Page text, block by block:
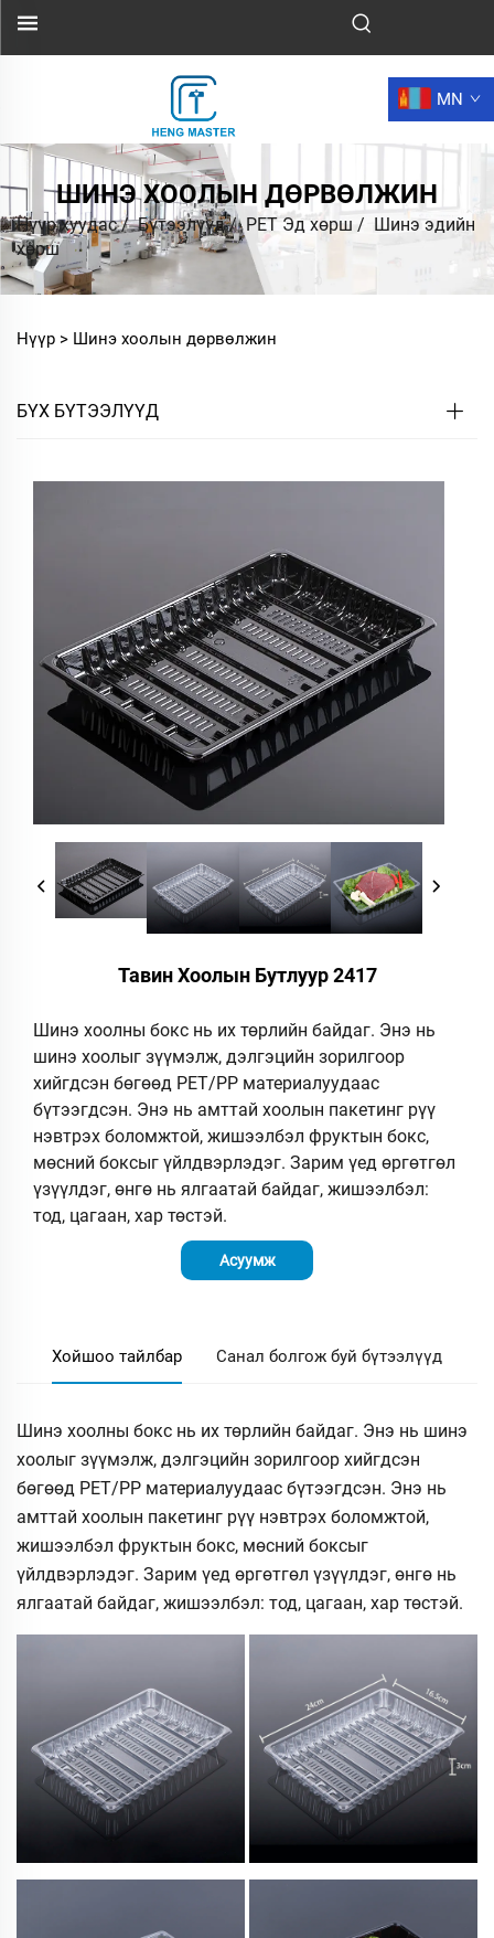
MN
ШИНЭ ХООЛЫН ДӨРВӨЛЖИН
Нүүр хуудас/Бүтээлүүд/PET Эд хөрш / Шинэ эдийн
хөрш
Нүүр > Шинэ хоолын дөрвөлжин
БҮХ БҮТЭЭЛҮҮД
Тавин Хоолын Бутлуур 2417
Шинэ хоолны бокс нь их төрлийн байдаг. Энэ нь
шинэ хоолыг зүүмэлж, дэлгэцийн зорилгоор
хийгдсэн бөгөөд PET/PP материалуудаас
бүтээгдсэн. Энэ нь амттай хоолын пакетинг рүү
нэвтрэх боломжтой, жишээлбэл фруктын бокс,
мөсний боксыг үйлдвэрлэдэг. Зарим үед өргөтгөл
үзүүлдэг, өнгө нь ялгаатай байдаг, жишээлбэл:
тод, цагаан, хар төстэй.
Асуумж
Хойшоо тайлбар Санал болгож буй бүтээлүүд
Шинэ хоолны бокс нь их төрлийн байдаг. Энэ нь шинэ
хоолыг зүүмэлж, дэлгэцийн зорилгоор хийгдсэн
бөгөөд PET/PP материалуудаас бүтээгдсэн. Энэ нь
амттай хоолын пакетинг рүү нэвтрэх боломжтой,
жишээлбэл фруктын бокс, мөсний боксыг
үйлдвэрлэдэг. Зарим үед өргөтгөл үзүүлдэг, өнгө нь
ялгаатай байдаг, жишээлбэл: тод, цагаан, хар төстэй.